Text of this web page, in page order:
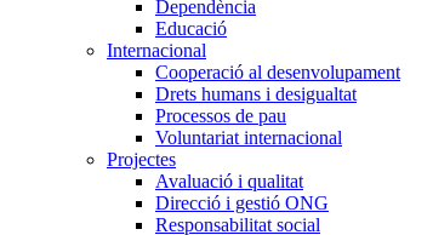
Dependència
Educació
Internacional
Cooperació al desenvolupament
Drets humans i desigualtat
Processos de pau
Voluntariat internacional
Projectes
Avaluació i qualitat
Direcció i gestió ONG
Responsabilitat social